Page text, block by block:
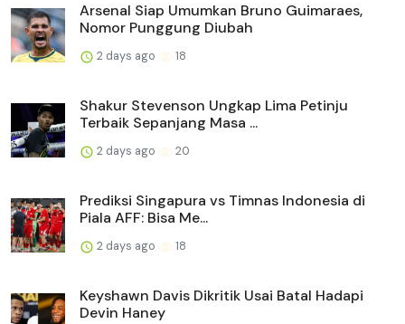
Arsenal Siap Umumkan Bruno Guimaraes,
Nomor Punggung Diubah
2 days ago 18
Shakur Stevenson Ungkap Lima Petinju
Terbaik Sepanjang Masa ...
2 days ago 20
Prediksi Singapura vs Timnas Indonesia di
Piala AFF: Bisa Me...
2 days ago 18
Keyshawn Davis Dikritik Usai Batal Hadapi
Devin Haney